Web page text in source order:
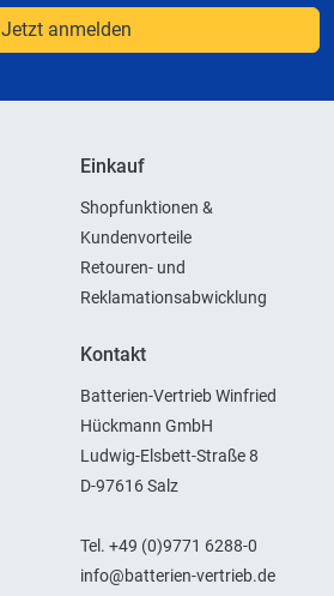
Jetzt anmelden
Einkauf
Shopfunktionen &
Kundenvorteile
Retouren- und
Reklamationsabwicklung
Kontakt
Batterien-Vertrieb Winfried
Hückmann GmbH
Ludwig-Elsbett-Straße 8
D-97616 Salz
Tel. +49 (0)9771 6288-0
info@batterien-vertrieb.de